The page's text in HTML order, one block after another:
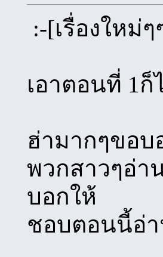
:-[เรื่องใหม่
เอาตอนที่ 1ก็
ฮ่ามากๆขอบ
พวกสาวๆอ่า
บอกให้
ชอบตอนนี้อ่